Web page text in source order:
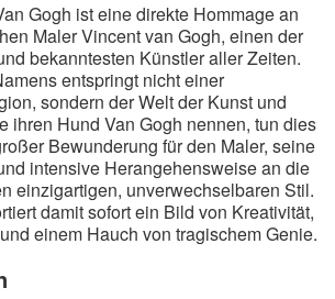
A-Z:
D E F G H
I
M N O P Q
R
U V W X Y Z
Gogh ist eine direkte Hommage an
Maler Vincent van Gogh, einen der
bekanntesten Künstler aller Zeiten.
entspringt nicht einer
sondern der Welt der Kunst und
ihren Hund Van Gogh nennen, tun dies
Bewunderung für den Maler, seine
intensive Herangehensweise an die
einzigartigen, unverwechselbaren Stil.
damit sofort ein Bild von Kreativität,
einem Hauch von tragischem Genie.